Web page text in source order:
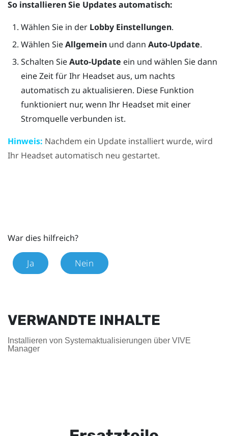
So installieren Sie Updates automatisch:
Wählen Sie in der Lobby Einstellungen.
Wählen SieAllgemeinund dann Auto-Update.
Schalten SieAuto-Update ein und wählen Sie dann
eine Zeit für Ihr Headset aus, um nachts
automatisch zu aktualisieren. Diese Funktion
funktioniert nur, wenn Ihr Headset mit einer
Stromquelle verbunden ist.
Hinweis: Nachdem ein Update installiert wurde, wird
Ihr Headset automatisch neu gestartet.
War dies hilfreich?
Ja Nein
VERWANDTE INHALTE
Installieren von Systemaktualisierungen über VIVE
Manager